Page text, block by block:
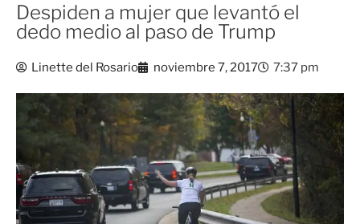
Despiden a mujer que levantó el
dedo medio al paso de Trump
Linette del Rosario noviembre 7, 2017 7:37 pm